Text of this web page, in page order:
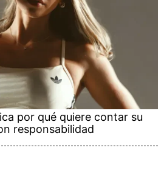
por qué quiere contar su
responsabilidad